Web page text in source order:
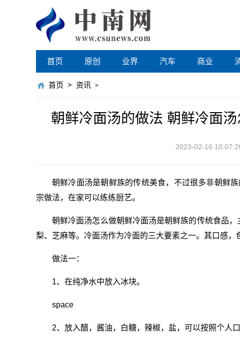
首页 原创 业界 汽车 商业
首页 > 资讯 >
朝鲜冷面汤的做法 朝鲜冷面汤
2023-02-16
朝鲜冷面汤是朝鲜族的传统美食，不过很多非朝鲜
宗做法，在家可以练练厨艺。
朝鲜冷面汤怎么做朝鲜冷面汤是朝鲜族的传统食品
梨、芝麻等。冷面汤作为冷面的三大要素之一。其口感，
做法一：
1、在纯净水中放入冰块。
space
2、放入醋，酱油，白糖，辣椒，盐，可以按照个人口